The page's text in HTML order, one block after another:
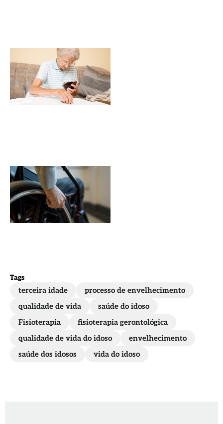
Tags
terceira idade
processo de envelhecimento
qualidade de vida
saúde do idoso
Fisioterapia
fisioterapia gerontológica
qualidade de vida do idoso
envelhecimento
saúde dos idosos
vida do idoso